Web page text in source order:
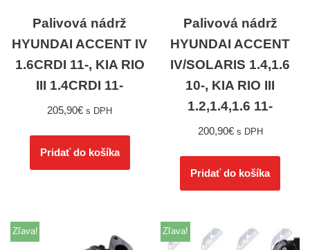
Palivová nádrž
HYUNDAI ACCENT IV
1.6CRDI 11-, KIA RIO
III 1.4CRDI 11-
205,90€ s DPH
Pridať do košíka
Palivová nádrž
HYUNDAI ACCENT
IV/SOLARIS 1.4,1.6
10-, KIA RIO III
1.2,1.4,1.6 11-
200,90€ s DPH
Pridať do košíka
Zľava! Zľava!